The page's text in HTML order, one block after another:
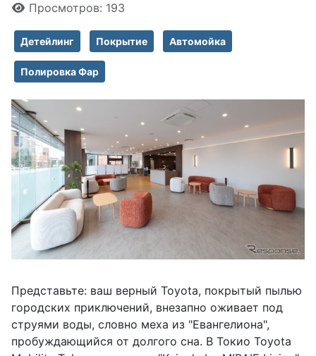
Просмотров: 193
Детейлинг Покрытие Автомойка
Полировка Фар
Представьте: ваш верный Toyota, покрытый пылью
городских приключений, внезапно оживает под
струями воды, словно меха из "Евангелиона",
пробуждающийся от долгого сна. В Токио Toyota